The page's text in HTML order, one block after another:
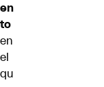
en
to
en
el
qu